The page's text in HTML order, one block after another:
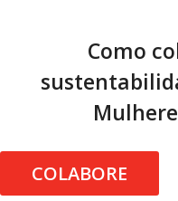
Como
COLABORE